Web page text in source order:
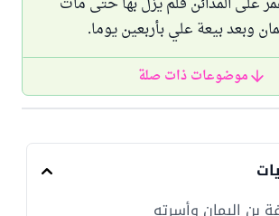
وبعد بيعة علي بأربعين يوما.
موضوعات ذات صلة
بن اليمان وأسرته